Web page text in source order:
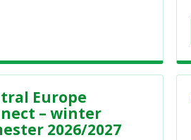
Europe
– winter
2026/2027